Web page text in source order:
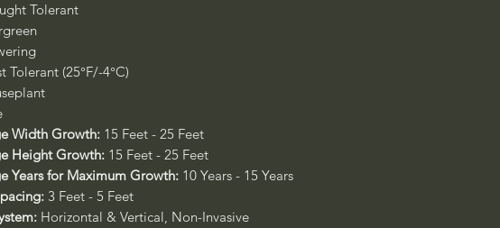
Tolerant
Tolerant (25°F/-4°C)
Width Growth: 15 Feet - 25 Feet
Height Growth: 15 Feet - 25 Feet
Years for Maximum Growth: 10 Years - 15 Years
3 Feet - 5 Feet
Horizontal & Vertical, Non-Invasive